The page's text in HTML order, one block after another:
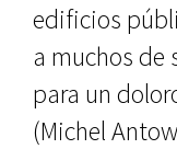
edifi­cios
a muchos de
para un
(Michel